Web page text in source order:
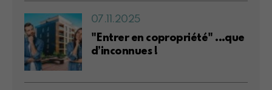
07.11.2025
"Entrer en copropriété" ...que
d’inconnues !